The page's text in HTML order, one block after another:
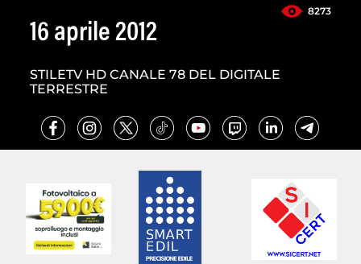
8273
16 aprile 2012
STILETV HD CANALE 78 DEL DIGITALE
TERRESTRE